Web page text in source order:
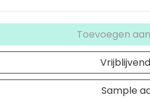
Toevoegen
Sample